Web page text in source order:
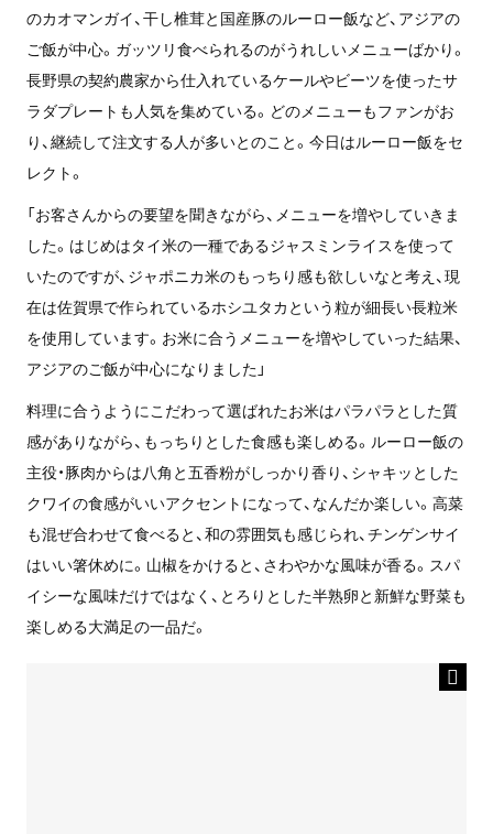
のカオマンガイ、干し椎茸と国産豚のルーロー飯など、アジアの
ご飯が中心。ガッツリ食べられるのがうれしいメニューばかり。
長野県の契約農家から仕入れているケールやビーツを使ったサ
ラダプレートも人気を集めている。どのメニューもファンがお
り、継続して注文する人が多いとのこと。今日はルーロー飯をセ
レクト。
「お客さんからの要望を聞きながら、メニューを増やしていきま
した。はじめはタイ米の一種であるジャスミンライスを使って
いたのですが、ジャポニカ米のもっちり感も欲しいなと考え、現
在は佐賀県で作られているホシユタカという粒が細長い長粒米
を使用しています。お米に合うメニューを増やしていった結果、
アジアのご飯が中心になりました」
料理に合うようにこだわって選ばれたお米はパラパラとした質
感がありながら、もっちりとした食感も楽しめる。ルーロー飯の
主役・豚肉からは八角と五香粉がしっかり香り、シャキッとした
クワイの食感がいいアクセントになって、なんだか楽しい。高菜
も混ぜ合わせて食べると、和の雰囲気も感じられ、チンゲンサイ
はいい箸休めに。山椒をかけると、さわやかな風味が香る。スパ
イシーな風味だけではなく、とろりとした半熟卵と新鮮な野菜も
楽しめる大満足の一品だ。